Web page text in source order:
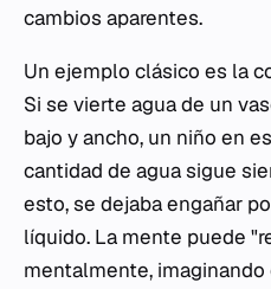
cambios aparentes.
Un ejemplo clásico es la
Si se vierte agua de un
bajo y ancho, un niño en
cantidad de agua sigue
esto, se dejaba engañar
líquido. La mente puede
mentalmente,